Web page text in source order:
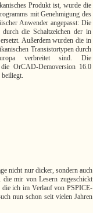
Produkt ist, wurde die
mit Genehmigung des
Anwender angepasst: Die
durch die Schaltzeichen der in
Außerdem wurden die in
Transistortypen durch
verbreitet sind. Die
OrCAD-Demoversion 16.0
nicht nur dicker, sondern auch
die mir von Lesern zugeschickt
ich im Verlauf von PSPICE-
nun schon seit vielen Jahren